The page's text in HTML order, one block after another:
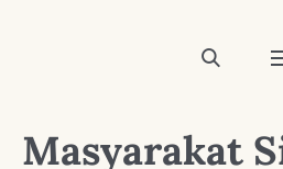
Masyarakat